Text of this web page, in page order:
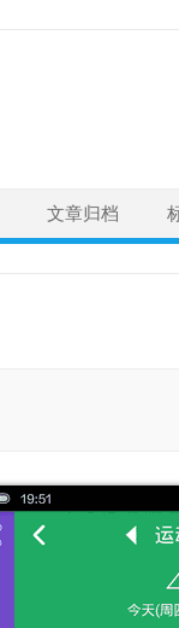
文章归档